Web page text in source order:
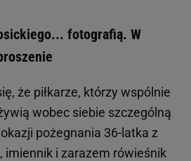
fotografią. W
że piłkarze, którzy wspólnie
wobec siebie szczególną
pożegnania 36-latka z
imiennik i zarazem rówieśnik